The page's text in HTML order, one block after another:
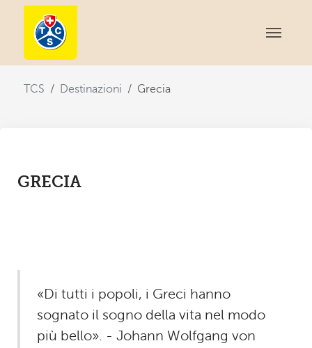
TCS Destinazioni Grecia
GRECIA
«Di tutti i popoli, i Greci hanno
sognato il sogno della vita nel modo
più bello». - Johann Wolfgang von